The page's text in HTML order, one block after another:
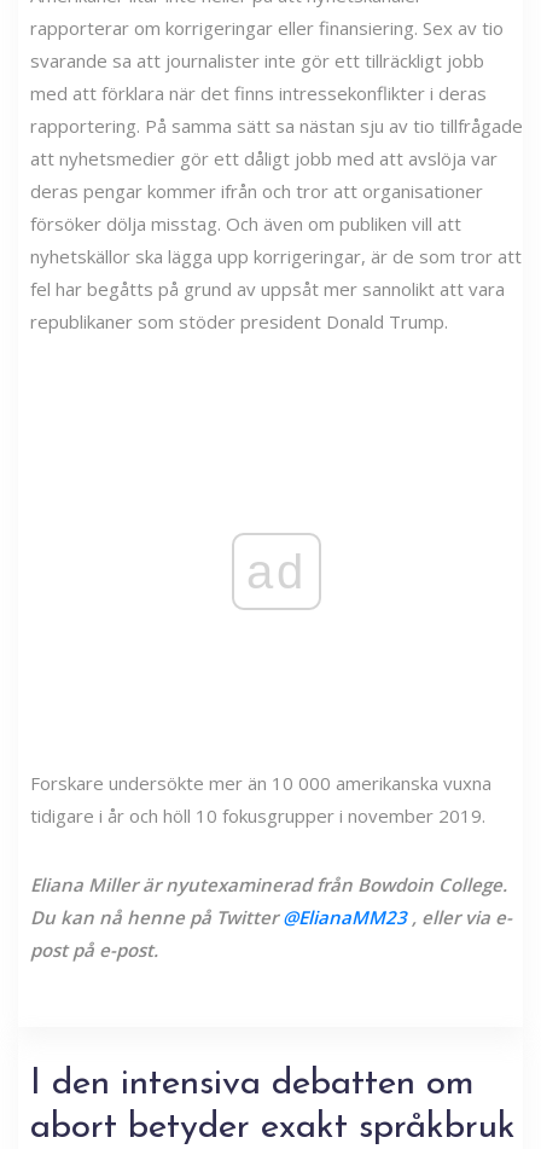
rapporterar om korrigeringar eller finansiering. Sex av tio
svarande sa att journalister inte gör ett tillräckligt jobb
med att förklara när det finns intressekonflikter i deras
rapportering. På samma sätt sa nästan sju av tio tillfrågade
att nyhetsmedier gör ett dåligt jobb med att avslöja var
deras pengar kommer ifrån och tror att organisationer
försöker dölja misstag. Och även om publiken vill att
nyhetskällor ska lägga upp korrigeringar, är de som tror att
fel har begåtts på grund av uppsåt mer sannolikt att vara
republikaner som stöder president Donald Trump.
ad
Forskare undersökte mer än 10 000 amerikanska vuxna
tidigare i år och höll 10 fokusgrupper i november 2019.
Eliana Miller är nyutexaminerad från Bowdoin College.
Du kan nå henne på Twitter@ElianaMM23, eller via e-
post på e-post.
I den intensiva debatten om
abort betyder exakt språkbruk